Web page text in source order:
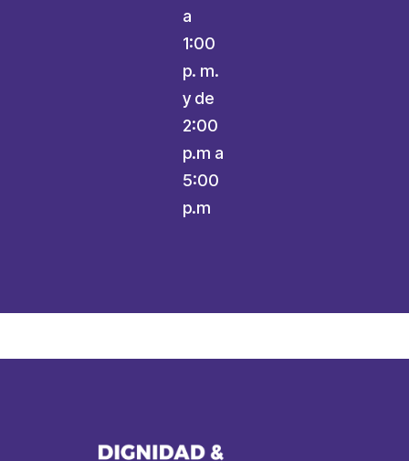
a
1:00
p. m.
y de
2:00
p.m a
5:00
p.m